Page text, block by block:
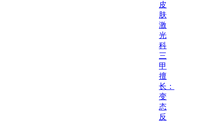
皮
肤
激
光
科
三
甲
擅
长：
变
态
反